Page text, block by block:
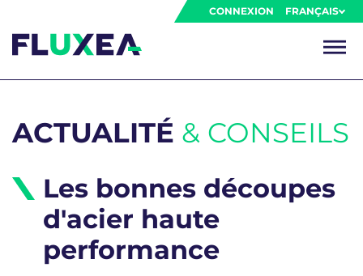
CONNEXION FRANÇAIS
ACTUALITÉ & CONSEILS
Les bonnes découpes
d'acier haute
performance